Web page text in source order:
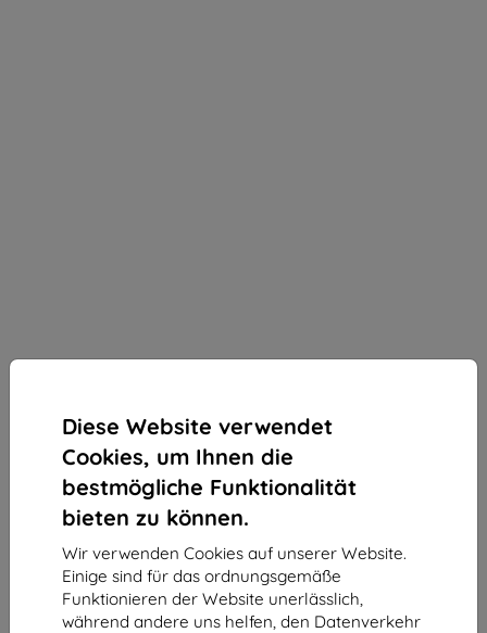
Diese Website verwendet
Cookies, um Ihnen die
bestmögliche Funktionalität
bieten zu können.
Wir verwenden Cookies auf unserer Website.
Einige sind für das ordnungsgemäße
Funktionieren der Website unerlässlich,
während andere uns helfen, den Datenverkehr
3mk Silky Matt Privacy Schutzfolie für Honor
Magic7 Lite
Geeignet für: Honor Magic7 Lite